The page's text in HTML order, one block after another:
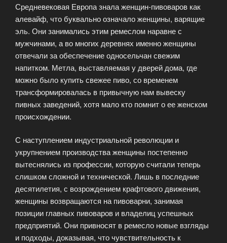
Средневековая Европа знала женщин-пивоваров как
алевайф, что буквально означало женщины, варящие
эль. Они занимались этим ремеслом наравне с
мужчинами, а во многих деревнях именно женщины
отвечали за обеспечение односельчан свежим
напитком. Метла, выставляемая у дверей дома, где
можно было купить свежее пиво, со временем
трансформировалась в привычную нам вывеску
пивных заведений, хотя мало кто помнит о ее женском
происхождении.
С наступлением индустриальной революции и
укрупнением производства женщины постепенно
вытеснялись из профессии, которую считали теперь
слишком сложной и технической. Лишь в последние
десятилетия, с возрождением крафтового движения,
женщины возвращаются на пивоварни, занимая
позиции главных пивоваров и владелиц успешных
предприятий. Они привносят в ремесло новые взгляды
и подходы, доказывая, что чувствительность к